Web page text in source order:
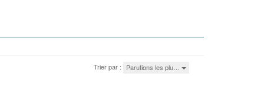
Trier par : Parutions les plu…